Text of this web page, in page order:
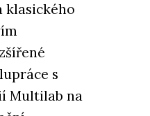
klasického
s
Multilab na